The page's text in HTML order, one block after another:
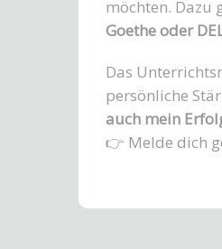
möchten. Dazu
Goethe oder
Das
persönliche
auch mein
👉 Melde dich